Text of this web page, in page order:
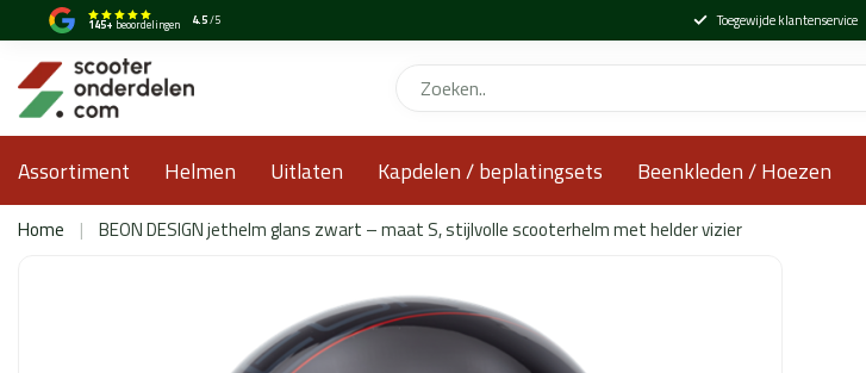
145+ beoordelingen 4.5/5 Toegewijde klantenservice
Assortiment Helmen Uitlaten Kapdelen / beplatingsets Beenkleden / Hoezen
Home | BEON DESIGN jethelm glans zwart – maat S, stijlvolle scooterhelm met helder vizier